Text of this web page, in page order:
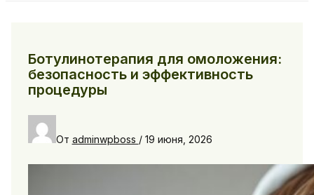
Ботулинотерапия для омоложения:
безопасность и эффективность
процедуры
От adminwpboss / 19 июня, 2026